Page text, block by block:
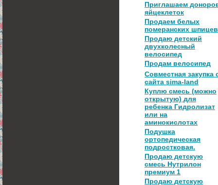
Приглашаем
яйцеклеток
Продаем белых
померанских
Продаю детский
двухколесный
велосипед
Продам велосипед
Совместная закупка
сайта sima-land
Куплю смесь (можно
открытую) для
ребенка Гидролизат
или на
аминокислотах
Подушка
ортопедическая
подростковая.
Продаю детскую
смесь Нутрилон
премиум 1
Продаю детскую